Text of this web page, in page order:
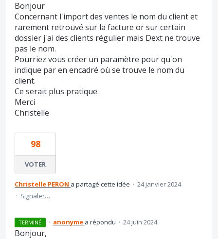
Bonjour
Concernant l'import des ventes le nom du client et
rarement retrouvé sur la facture or sur certain
dossier j'ai des clients régulier mais Dext ne trouve
pas le nom.
Pourriez vous créer un paramètre pour qu'on
indique par en encadré où se trouve le nom du
client.
Ce serait plus pratique.
Merci
Christelle
98
VOTER
Christelle PERON a partagé cette idée · 24 janvier 2024
· Signaler…
TERMINÉ · anonyme a répondu · 24 juin 2024
Bonjour,